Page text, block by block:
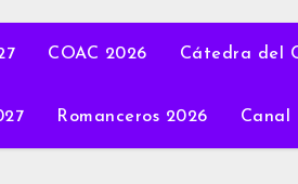
COAC 2026 Cátedra del
Romanceros 2026 Canal